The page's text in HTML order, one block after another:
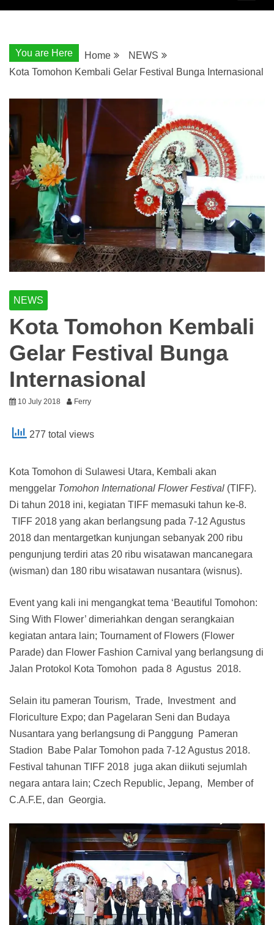
You are Here Home
NEWS
Kota Tomohon Kembali Gelar Festival Bunga Internasional
NEWS
Kota Tomohon Kembali
Gelar Festival Bunga
Internasional
10 July 2018 Ferry
277 total views
Kota Tomohon di Sulawesi Utara, Kembali akan
menggelar Tomohon International Flower Festival (TIFF).
Di tahun 2018 ini, kegiatan TIFF memasuki tahun ke-8.
TIFF 2018 yang akan berlangsung pada 7-12 Agustus
2018 dan mentargetkan kunjungan sebanyak 200 ribu
pengunjung terdiri atas 20 ribu wisatawan mancanegara
(wisman) dan 180 ribu wisatawan nusantara (wisnus).
Event yang kali ini mengangkat tema ‘Beautiful Tomohon:
Sing With Flower’ dimeriahkan dengan serangkaian
kegiatan antara lain; Tournament of Flowers (Flower
Parade) dan Flower Fashion Carnival yang berlangsung di
Jalan Protokol Kota Tomohon pada 8 Agustus 2018.
Selain itu pameran Tourism, Trade, Investment and
Floriculture Expo; dan Pagelaran Seni dan Budaya
Nusantara yang berlangsung di Panggung Pameran
Stadion Babe Palar Tomohon pada 7-12 Agustus 2018.
Festival tahunan TIFF 2018 juga akan diikuti sejumlah
negara antara lain; Czech Republic, Jepang, Member of
C.A.F.E, dan Georgia.